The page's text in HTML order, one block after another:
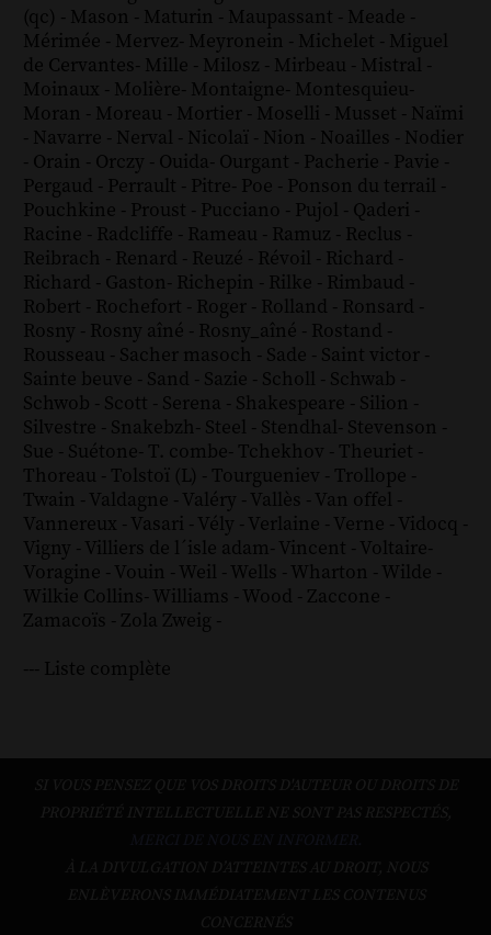
(qc) - Mason - Maturin - Maupassant - Meade -
Mérimée - Mervez- Meyronein - Michelet - Miguel
de Cervantes- Mille - Milosz - Mirbeau - Mistral -
Moinaux - Molière- Montaigne- Montesquieu-
Moran - Moreau - Mortier - Moselli - Musset - Naïmi
- Navarre - Nerval - Nicolaï - Nion - Noailles - Nodier
- Orain - Orczy - Ouida- Ourgant - Pacherie - Pavie -
Pergaud - Perrault - Pitre- Poe - Ponson du terrail -
Pouchkine - Proust - Pucciano - Pujol - Qaderi -
Racine - Radcliffe - Rameau - Ramuz - Reclus -
Reibrach - Renard - Reuzé - Révoil - Richard -
Richard - Gaston- Richepin - Rilke - Rimbaud -
Robert - Rochefort - Roger - Rolland - Ronsard -
Rosny - Rosny aîné - Rosny_aîné - Rostand -
Rousseau - Sacher masoch - Sade - Saint victor -
Sainte beuve - Sand - Sazie - Scholl - Schwab -
Schwob - Scott - Serena - Shakespeare - Silion -
Silvestre - Snakebzh- Steel - Stendhal- Stevenson -
Sue - Suétone- T. combe- Tchekhov - Theuriet -
Thoreau - Tolstoï (L) - Tourgueniev - Trollope -
Twain - Valdagne - Valéry - Vallès - Van offel -
Vannereux - Vasari - Vély - Verlaine - Verne - Vidocq -
Vigny - Villiers de l´isle adam- Vincent - Voltaire-
Voragine - Vouin - Weil - Wells - Wharton - Wilde -
Wilkie Collins- Williams - Wood - Zaccone -
Zamacoïs - Zola Zweig -
--- Liste complète